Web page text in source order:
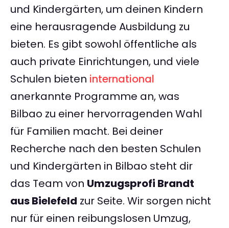
und Kindergärten, um deinen Kindern
eine herausragende Ausbildung zu
bieten. Es gibt sowohl öffentliche als
auch private Einrichtungen, und viele
Schulen bieten international
anerkannte Programme an, was
Bilbao zu einer hervorragenden Wahl
für Familien macht. Bei deiner
Recherche nach den besten Schulen
und Kindergärten in Bilbao steht dir
das Team von Umzugsprofi Brandt
aus Bielefeld zur Seite. Wir sorgen nicht
nur für einen reibungslosen Umzug,